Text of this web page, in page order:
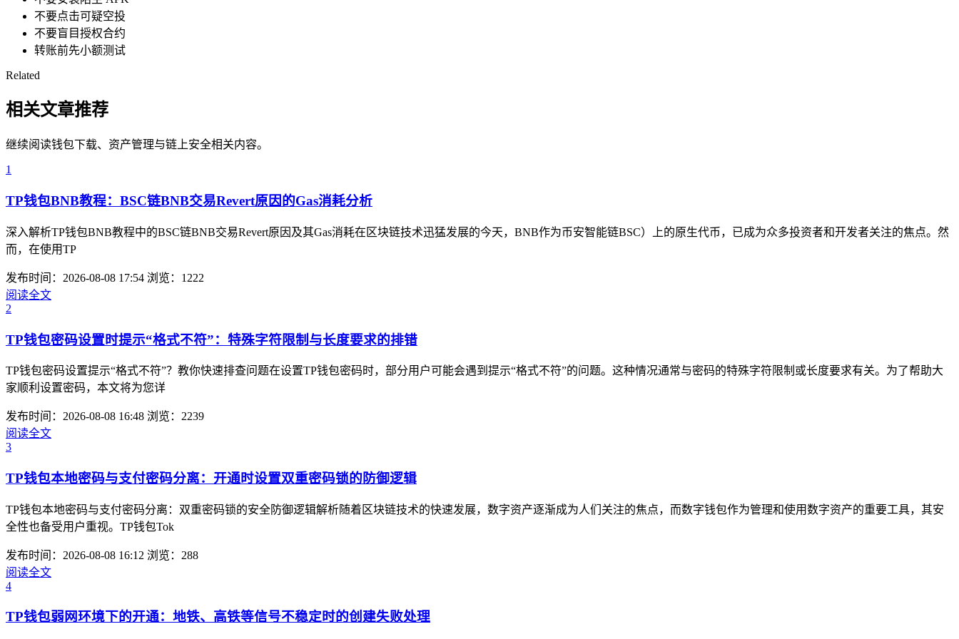
不要点击可疑空投
不要盲目授权合约
转账前先小额测试
Related
相关文章推荐
继续阅读钱包下载、资产管理与链上安全相关内容。
1
TP钱包BNB教程：BSC链BNB交易Revert原因的Gas消耗分析
深入解析TP钱包BNB教程中的BSC链BNB交易Revert原因及其Gas消耗在区块链技术迅猛发展的今天，BNB作为币安智能链BSC）上的原生代币，已成为众多投资者和开发者关注的焦点。然
而，在使用TP
发布时间：2026-08-08 17:54 浏览：1222
阅读全文
2
TP钱包密码设置时提示“格式不符”：特殊字符限制与长度要求的排错
TP钱包密码设置提示“格式不符”？教你快速排查问题在设置TP钱包密码时，部分用户可能会遇到提示“格式不符”的问题。这种情况通常与密码的特殊字符限制或长度要求有关。为了帮助大
家顺利设置密码，本文将为您详
发布时间：2026-08-08 16:48 浏览：2239
阅读全文
3
TP钱包本地密码与支付密码分离：开通时设置双重密码锁的防御逻辑
TP钱包本地密码与支付密码分离：双重密码锁的安全防御逻辑解析随着区块链技术的快速发展，数字资产逐渐成为人们关注的焦点，而数字钱包作为管理和使用数字资产的重要工具，其安
全性也备受用户重视。TP钱包Tok
发布时间：2026-08-08 16:12 浏览：288
阅读全文
4
TP钱包弱网环境下的开通：地铁、高铁等信号不稳定时的创建失败处理